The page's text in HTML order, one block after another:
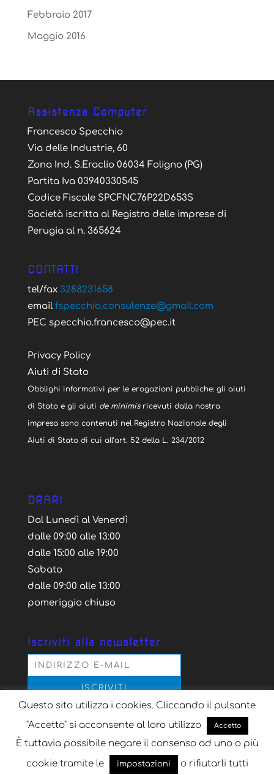
Febbraio 2017
Maggio 2016
Assistenza Computer
Francesco Specchio
Via delle Industrie, 60
Zona Ind. S.Eraclio 06034 Foligno (PG)
Partita Iva 03940330545
Codice Fiscale SPCFNC76P22D653S
Società iscritta al Registro delle imprese di
Perugia al n. 365624
CONTATTI
tel/fax 3288231658
email fspecchio.consulenze@gmail.com
PEC specchio.francesco@pec.it
Privacy Policy
Aiuti di Stato
Obblighi informativi per le erogazioni pubbliche: gli aiuti
di Stato e gli aiuti de minimisricevuti dalla nostra
impresa sono contenuti nel Registro Nazionale degli
Aiuti di Stato di cui all’art. 52 della L. 234/2012
ORARI
Dal Lunedì al Venerdì
dalle 09:00 alle 13:00
dalle 15:00 alle 19:00
Sabato
dalle 09:00 alle 13:00
pomeriggio chiuso
Iscriviti alla newsletter
Acconsento al trattamento dei dati personali
secondo la normativa vigente, per il solo scopo
dell'iscrizione alla newsletter
Questo sito utilizza i cookies. Cliccando il pulsante
"Accetto" si acconsente al loro utilizzo
Accetto
È tuttavia possibile negare il consenso ad uno o più
cookie tramite le
impostazioni o rifiutarli tutti